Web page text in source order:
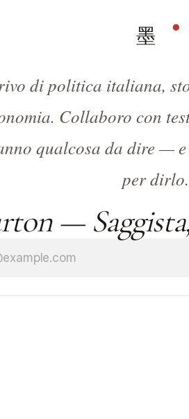
di politica italiana,
Collaboro con
qualcosa da dire —
per dirlo.
—